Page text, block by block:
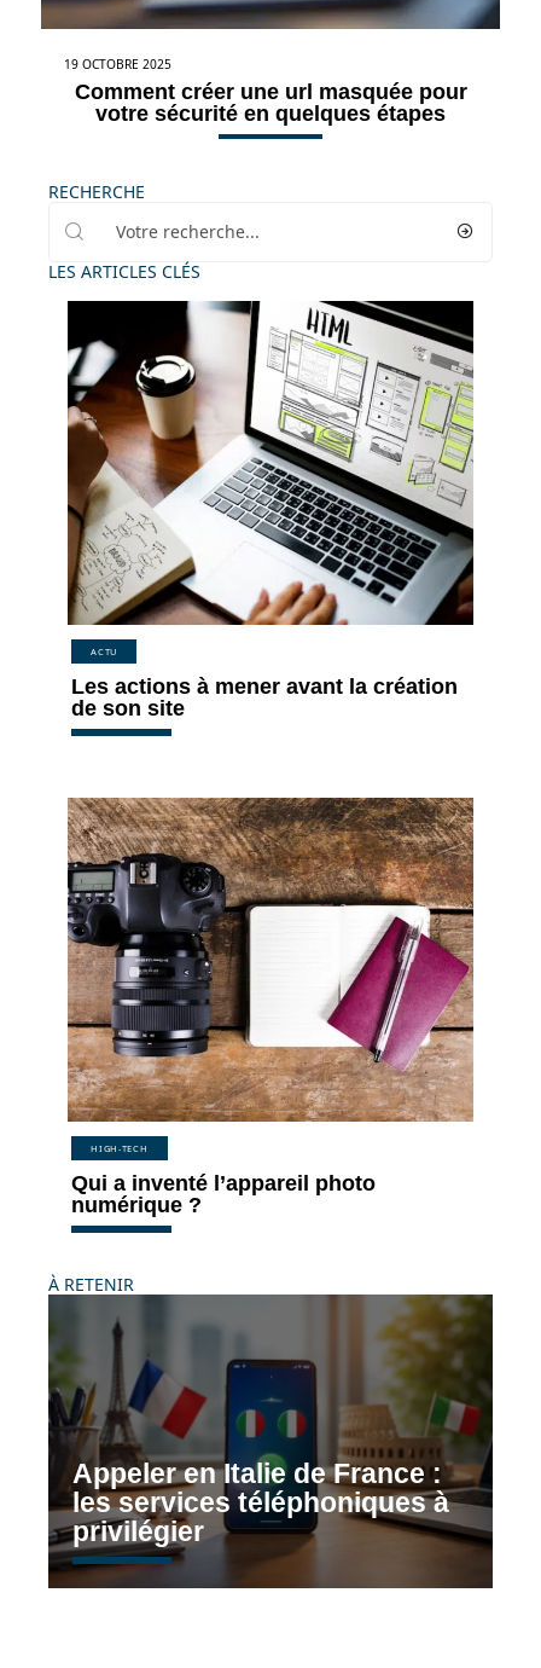
19 OCTOBRE 2025
Comment créer une url masquée pour
votre sécurité en quelques étapes
RECHERCHE
LES ARTICLES CLÉS
ACTU
Les actions à mener avant la création
de son site
HIGH-TECH
Qui a inventé l’appareil photo
numérique ?
À RETENIR
Appeler en Italie de France :
les services téléphoniques à
privilégier